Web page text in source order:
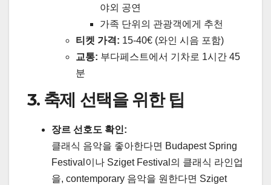
야외 공연
가족 단위의 관광객에게 추천
티켓 가격: 15-40€ (와인 시음 포함)
교통: 부다페스트에서 기차로 1시간 45
분
3. 축제 선택을 위한 팁
장르 선호도 확인:
클래식 음악을 좋아한다면 Budapest Spring
Festival이나 Sziget Festival의 클래식 라인업
을, contemporary 음악을 원한다면 Sziget